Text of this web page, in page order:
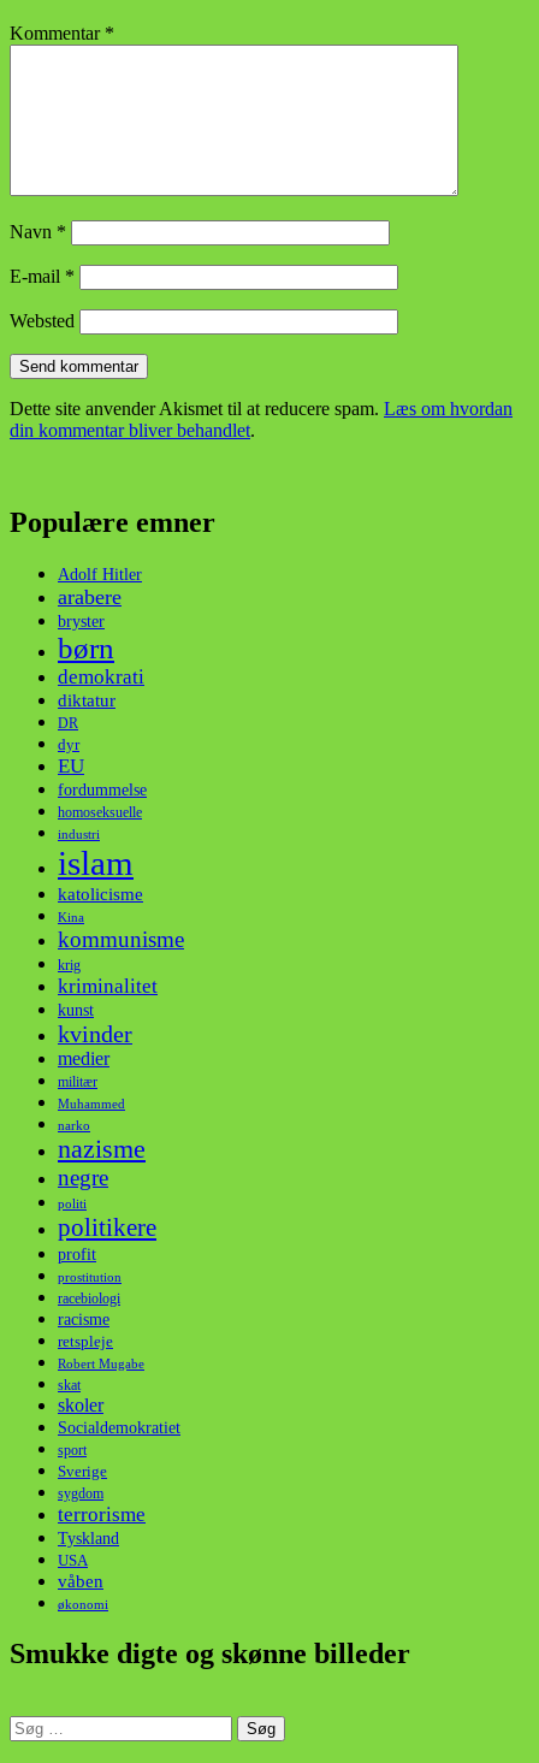
Kommentar *
Navn *
E-mail *
Websted
Dette site anvender Akismet til at reducere spam. Læs om hvordan
din kommentar bliver behandlet.
Populære emner
Adolf Hitler
arabere
bryster
børn
demokrati
diktatur
DR
dyr
EU
fordummelse
homoseksuelle
industri
islam
katolicisme
Kina
kommunisme
krig
kriminalitet
kunst
kvinder
medier
militær
Muhammed
narko
nazisme
negre
politi
politikere
profit
prostitution
racebiologi
racisme
retspleje
Robert Mugabe
skat
skoler
Socialdemokratiet
sport
Sverige
sygdom
terrorisme
Tyskland
USA
våben
økonomi
Smukke digte og skønne billeder
Søg
efter: